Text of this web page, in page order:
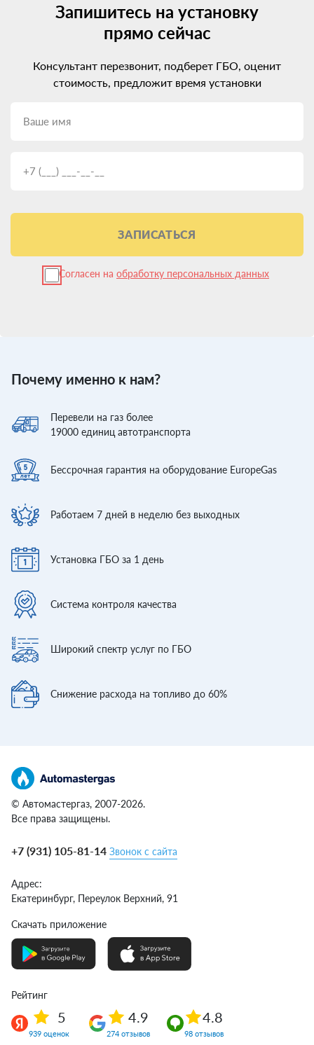
Запишитесь на установку
прямо сейчас
Консультант перезвонит, подберет ГБО, оценит
стоимость, предложит время установки
ЗАПИСАТЬСЯ
Согласен на обработку персональных данных
Почему именно к нам?
Перевели на газ более
19000 единиц автотранспорта
Бессрочная гарантия на оборудование EuropeGas
Работаем 7 дней в неделю без выходных
Установка ГБО за 1 день
Система контроля качества
Широкий спектр услуг по ГБО
Снижение расхода на топливо до 60%
© Автомастергаз, 2007-2026.
Все права защищены.
+7 (931) 105-81-14 Звонок с сайта
Адрес:
Екатеринбург, Переулок Верхний, 91
Скачать приложение
Рейтинг
5
939 оценок
4.9
274 отзывов
4.8
98 отзывов